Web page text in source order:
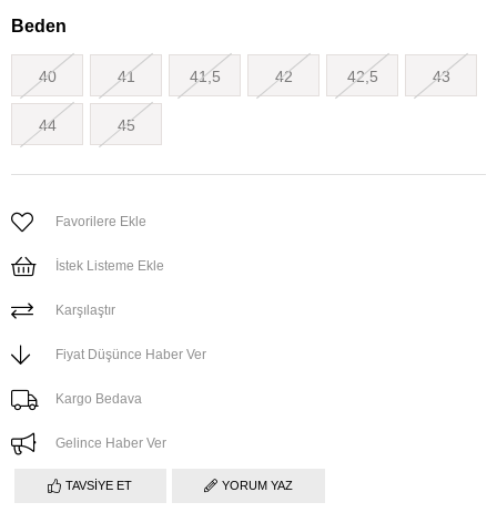
Beden
40 41 41,5 42 42,5 43
44 45
Favorilere Ekle
İstek Listeme Ekle
Karşılaştır
Fiyat Düşünce Haber Ver
Kargo Bedava
Gelince Haber Ver
TAVSIYE ET YORUM YAZ